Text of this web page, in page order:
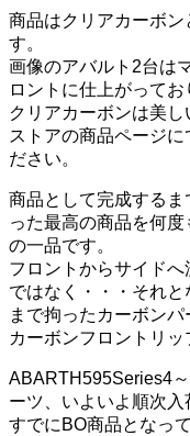
商品はクリアカーボン
す。
画像のアバルト2台は
ロントに仕上がってお
クリアカーボンは美し
ストアの商品ページ
ださい。
商品として完成する
った最高の商品を何
の一品です。
フロントからサイド
ではなく・・・それ
まで拘ったカーボンパ
カーボンフロントリッ
ABARTH595Series4
ーツ、いよいよ順次入
すでにBO商品となっ